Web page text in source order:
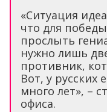
«Ситуация
что для
прослыть
нужно лишь
противник,
Вот, у русских
много лет», –
офиса.